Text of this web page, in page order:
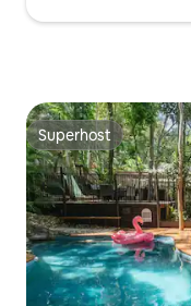
Superhost
Superhost